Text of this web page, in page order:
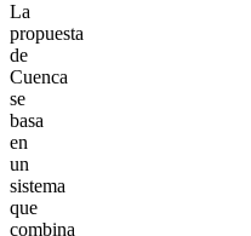
La
propuesta
de
Cuenca
se
basa
en
un
sistema
que
combina